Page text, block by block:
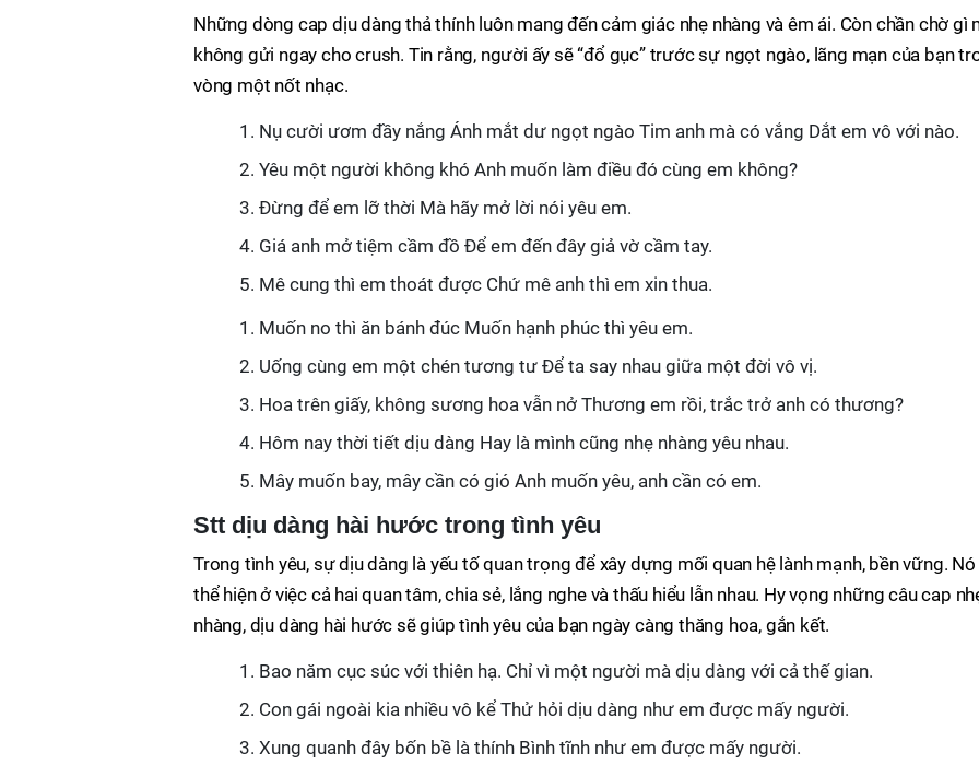
Những dòng cap dịu dàng thả thính luôn mang đến cảm giác nhẹ nhàng và êm ái. Còn chần chờ gì
không gửi ngay cho crush. Tin rằng, người ấy sẽ “đổ gục” trước sự ngọt ngào, lãng mạn của bạn
vòng một nốt nhạc.
Nụ cười ươm đầy nắng Ánh mắt dư ngọt ngào Tim anh mà có vắng Dắt em vô với nào.
Yêu một người không khó Anh muốn làm điều đó cùng em không?
Đừng để em lỡ thời Mà hãy mở lời nói yêu em.
Giá anh mở tiệm cầm đồ Để em đến đây giả vờ cầm tay.
Mê cung thì em thoát được Chứ mê anh thì em xin thua.
Muốn no thì ăn bánh đúc Muốn hạnh phúc thì yêu em.
Uống cùng em một chén tương tư Để ta say nhau giữa một đời vô vị.
Hoa trên giấy, không sương hoa vẫn nở Thương em rồi, trắc trở anh có thương?
Hôm nay thời tiết dịu dàng Hay là mình cũng nhẹ nhàng yêu nhau.
Mây muốn bay, mây cần có gió Anh muốn yêu, anh cần có em.
Stt dịu dàng hài hước trong tình yêu
Trong tình yêu, sự dịu dàng là yếu tố quan trọng để xây dựng mối quan hệ lành mạnh, bền vững. Nó
thể hiện ở việc cả hai quan tâm, chia sẻ, lắng nghe và thấu hiểu lẫn nhau. Hy vọng những câu cap
nhàng, dịu dàng hài hước sẽ giúp tình yêu của bạn ngày càng thăng hoa, gắn kết.
Bao năm cục súc với thiên hạ. Chỉ vì một người mà dịu dàng với cả thế gian.
Con gái ngoài kia nhiều vô kể Thử hỏi dịu dàng như em được mấy người.
Xung quanh đây bốn bề là thính Bình tĩnh như em được mấy người.